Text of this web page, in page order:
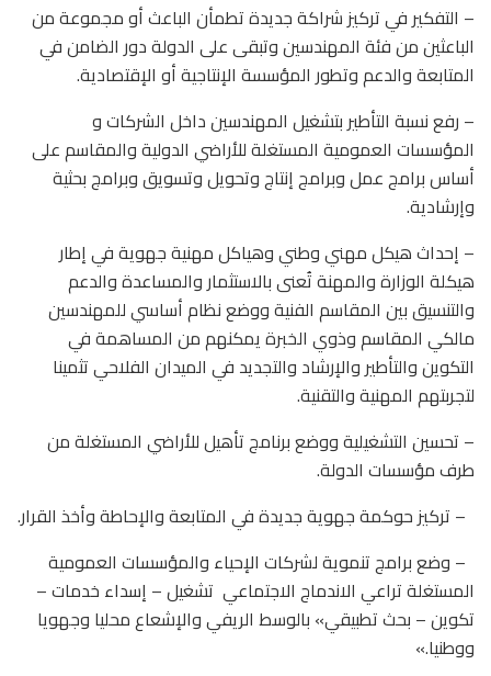
– التفكير في تركيز شراكة جديدة تطمأن الباعث أو مجموعة من
الباعثين من فئة المهندسين وتبقى على الدولة دور الضامن في
المتابعة والدعم وتطور المؤسسة الإنتاجية أو الإقتصادية.
– رفع نسبة التأطير بتشغيل المهندسين داخل الشركات و
المؤسسات العمومية المستغلة للأراضي الدولية والمقاسم على
أساس برامج عمل وبرامج إنتاج وتحويل وتسويق وبرامج بحثية
وإرشادية.
– إحداث هيكل مهني وطني وهياكل مهنية جهوية في إطار
هيكلة الوزارة والمهنة تُعنى بالاستثمار والمساعدة والدعم
والتنسيق بين المقاسم الفنية ووضع نظام أساسي للمهندسين
مالكي المقاسم وذوي الخبرة يمكنهم من المساهمة في
التكوين والتأطير والإرشاد والتجديد في الميدان الفلاحي تثمينا
لتجربتهم المهنية والتقنية.
– تحسين التشغيلية ووضع برنامج تأهيل للأراضي المستغلة من
طرف مؤسسات الدولة.
– تركيز حوكمة جهوية جديدة في المتابعة والإحاطة وأخذ القرار.
– وضع برامج تنموية لشركات الإحياء والمؤسسات العمومية
المستغلة تراعي الاندماج الاجتماعي تشغيل – إسداء خدمات –
تكوين – بحث تطبيقي» بالوسط الريفي والإشعاع محليا وجهويا
ووطنيا.»